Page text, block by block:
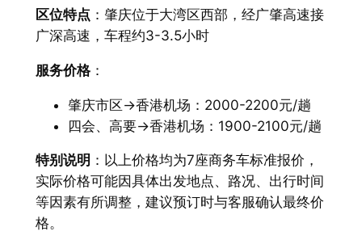
区位特点 ：肇庆位于大湾区西部，经广肇高速接
广深高速，车程约3-3.5小时
服务价格：
肇庆市区→香港机场：2000-2200元/趟
四会、高要→香港机场：1900-2100元/趟
特别说明 ：以上价格均为7座商务车标准报价，
实际价格可能因具体出发地点、路况、出行时间
等因素有所调整，建议预订时与客服确认最终价
格。